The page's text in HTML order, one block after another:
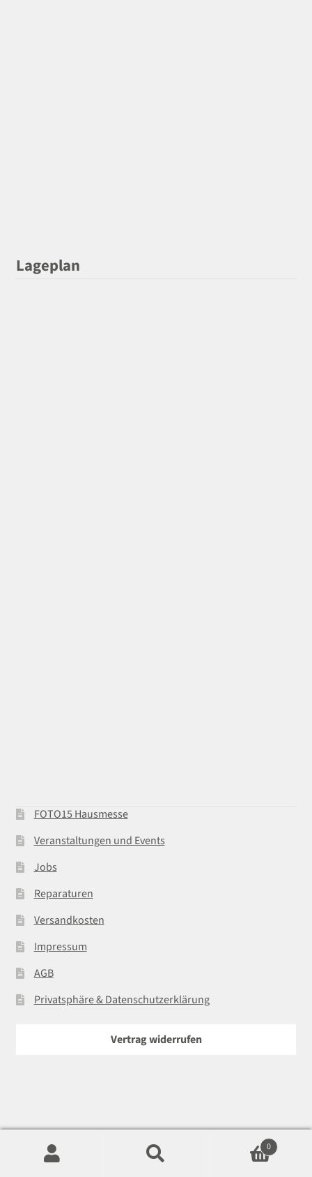
Lageplan
FOTO15 Hausmesse
Veranstaltungen und Events
Jobs
Reparaturen
Versandkosten
Impressum
AGB
Privatsphäre & Datenschutzerklärung
Vertrag widerrufen
0
© Foto15 GmbH | 2026
In